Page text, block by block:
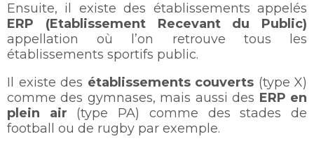
Ensuite, il existe des établissements appelés
ERP (Etablissement Recevant du Public)
appellation où l’on retrouve tous les
établissements sportifs public.
Il existe des établissements couverts (type X)
comme des gymnases, mais aussi des ERP en
plein air (type PA) comme des stades de
football ou de rugby par exemple.